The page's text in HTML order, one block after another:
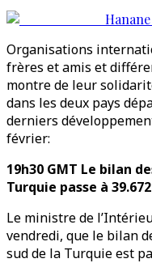
Organisations
frères et amis et
montre de leur
dans les deux pays
derniers
février:
19h30 GMT Le bilan
Turquie passe à
Le ministre de
vendredi, que le bilan
sud de la Turquie est